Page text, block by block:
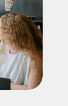
à
de
et par
de